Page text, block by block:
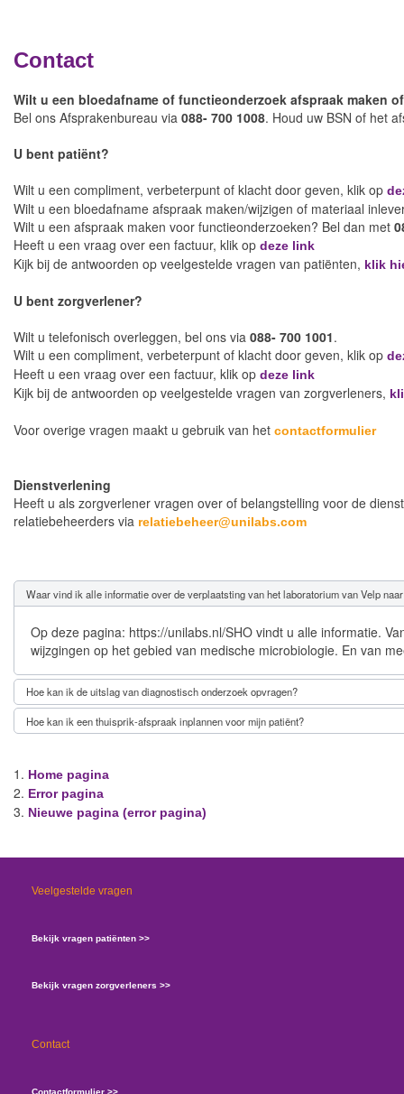
Contact
Wilt u een bloedafname of functieonderzoek afspraak maken
Bel ons Afsprakenbureau via 088- 700 1008. Houd uw BSN of het
U bent patiënt?
Wilt u een compliment, verbeterpunt of klacht door geven, klik op
Wilt u een bloedafname afspraak maken/wijzigen of materiaal
Wilt u een afspraak maken voor functieonderzoeken? Bel dan met
Heeft u een vraag over een factuur, klik op deze link
Kijk bij de antwoorden op veelgestelde vragen van patiënten, klik
U bent zorgverlener?
Wilt u telefonisch overleggen, bel ons via 088- 700 1001.
Wilt u een compliment, verbeterpunt of klacht door geven, klik op
Heeft u een vraag over een factuur, klik op deze link
Kijk bij de antwoorden op veelgestelde vragen van zorgverleners,
Voor overige vragen maakt u gebruik van het contactformulier
Dienstverlening
Heeft u als zorgverlener vragen over of belangstelling voor de
relatiebeheerders via relatiebeheer@unilabs.com
Waar vind ik alle informatie over de verplaatsting van het laboratorium van Velp
Op deze pagina: https://unilabs.nl/SHO vindt u alle informatie.
wijzgingen op het gebied van medische microbiologie. En van
Hoe kan ik de uitslag van diagnostisch onderzoek opvragen?
Hoe kan ik een thuisprik-afspraak inplannen voor mijn patiënt?
Home pagina
Error pagina
Nieuwe pagina (error pagina)
Veelgestelde vragen
Bekijk vragen patiënten >>
Bekijk vragen zorgverleners >>
Contact
Contactformulier >>